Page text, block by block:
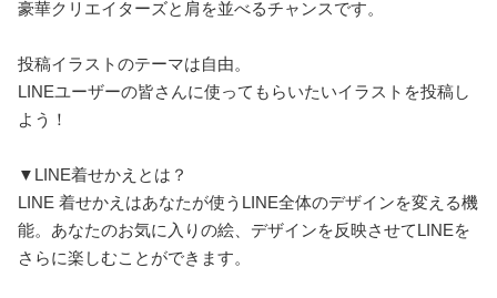
豪華クリエイターズと肩を並べるチャンスです。
投稿イラストのテーマは自由。
LINEユーザーの皆さんに使ってもらいたいイラストを投稿し
よう！
▼LINE着せかえとは？
LINE 着せかえはあなたが使うLINE全体のデザインを変える機
能。あなたのお気に入りの絵、デザインを反映させてLINEを
さらに楽しむことができます。